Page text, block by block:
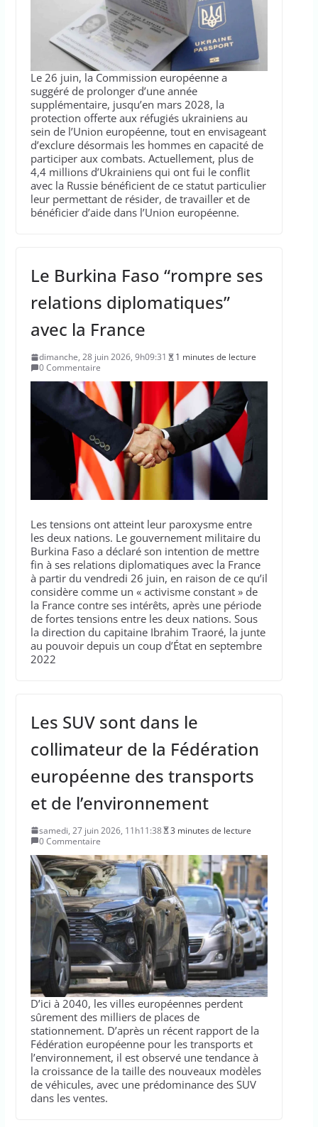
Le 26 juin, la Commission européenne a
suggéré de prolonger d’une année
supplémentaire, jusqu’en mars 2028, la
protection offerte aux réfugiés ukrainiens au
sein de l’Union européenne, tout en envisageant
d’exclure désormais les hommes en capacité de
participer aux combats. Actuellement, plus de
4,4 millions d’Ukrainiens qui ont fui le conflit
avec la Russie bénéficient de ce statut particulier
leur permettant de résider, de travailler et de
bénéficier d’aide dans l’Union européenne.
Le Burkina Faso “rompre ses
relations diplomatiques”
avec la France
dimanche, 28 juin 2026, 9h09:31
1 minutes de lecture
0 Commentaire
Les tensions ont atteint leur paroxysme entre
les deux nations. Le gouvernement militaire du
Burkina Faso a déclaré son intention de mettre
fin à ses relations diplomatiques avec la France
à partir du vendredi 26 juin, en raison de ce qu’il
considère comme un « activisme constant » de
la France contre ses intérêts, après une période
de fortes tensions entre les deux nations. Sous
la direction du capitaine Ibrahim Traoré, la junte
au pouvoir depuis un coup d’État en septembre
2022
Les SUV sont dans le
collimateur de la Fédération
européenne des transports
et de l’environnement
samedi, 27 juin 2026, 11h11:38
3 minutes de lecture
0 Commentaire
D’ici à 2040, les villes européennes perdent
sûrement des milliers de places de
stationnement. D’après un récent rapport de la
Fédération européenne pour les transports et
l’environnement, il est observé une tendance à
la croissance de la taille des nouveaux modèles
de véhicules, avec une prédominance des SUV
dans les ventes.